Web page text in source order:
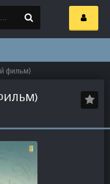
фильм)